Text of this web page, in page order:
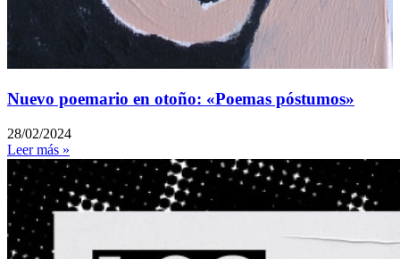
Nuevo poemario en otoño: «Poemas póstumos»
28/02/2024
Leer más »